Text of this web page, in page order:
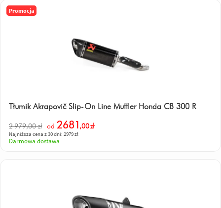
Promocja
Tłumik Akrapovič Slip-On Line Muffler Honda CB 300 R
2 979,00 zł od 2681,00zł
Najniższa cena z 30 dni: 2979 zł
Darmowa dostawa